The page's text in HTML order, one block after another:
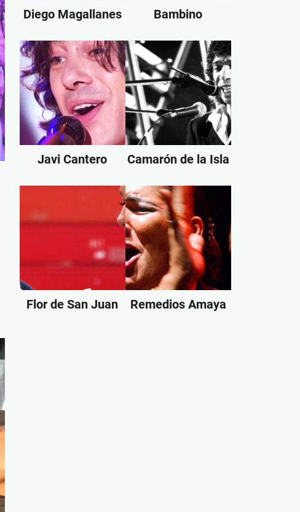
Diego Magallanes Bambino
Javi Cantero Camarón de la Isla
Flor de San Juan Remedios Amaya